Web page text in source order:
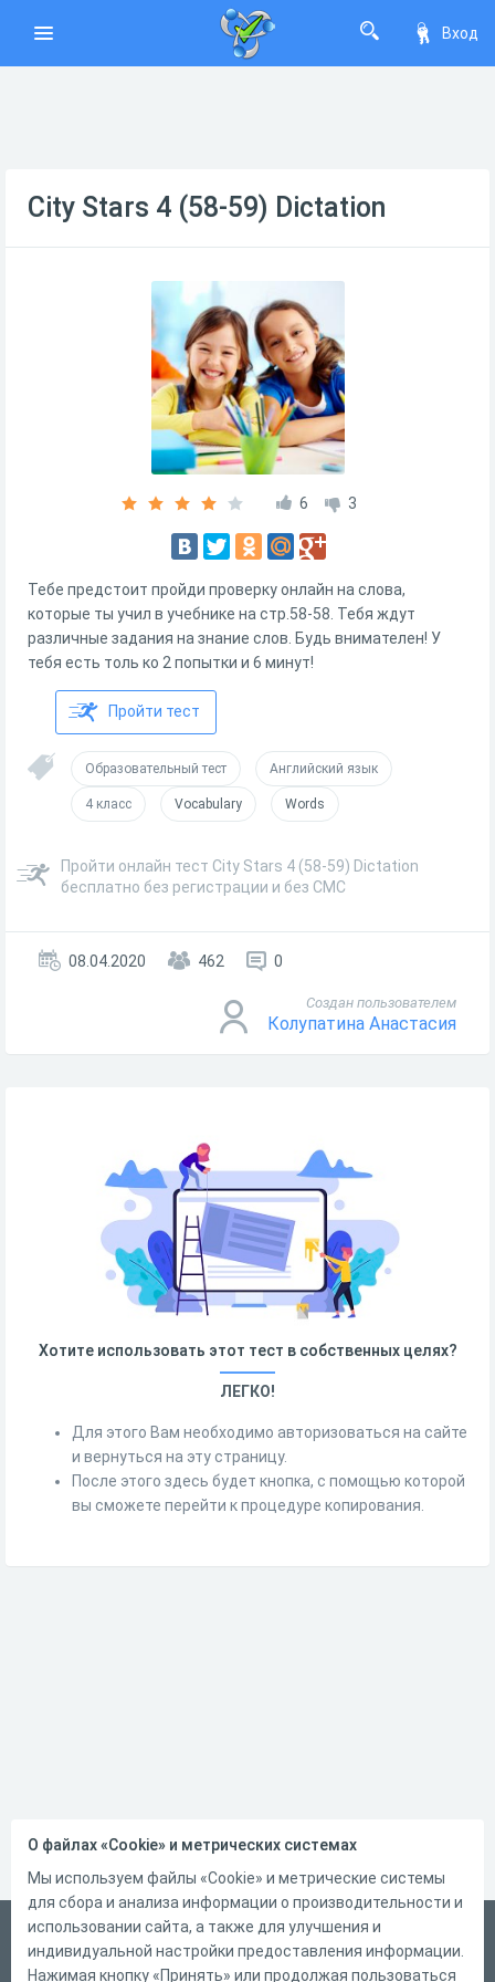
Вход
City Stars 4 (58-59) Dictation
6 3
Тебе предстоит пройди проверку онлайн на слова,
которые ты учил в учебнике на стр.58-58. Тебя ждут
различные задания на знание слов. Будь внимателен! У
тебя есть толь ко 2 попытки и 6 минут!
Пройти тест
Образовательный тест Английский язык
4 класс Vocabulary Words
Пройти онлайн тест City Stars 4 (58-59) Dictation
бесплатно без регистрации и без СМС
08.04.2020 462 0
Создан пользователем
Колупатина Анастасия
Хотите использовать этот тест в собственных целях?
ЛЕГКО!
Для этого Вам необходимо авторизоваться на сайте
и вернуться на эту страницу.
После этого здесь будет кнопка, с помощью которой
вы сможете перейти к процедуре копирования.
Русский
Справка
О файлах «Cookie» и метрических системах
Мы используем файлы «Cookie» и метрические системы
для сбора и анализа информации о производительности и
использовании сайта, а также для улучшения и
индивидуальной настройки предоставления информации.
Нажимая кнопку «Принять» или продолжая пользоваться